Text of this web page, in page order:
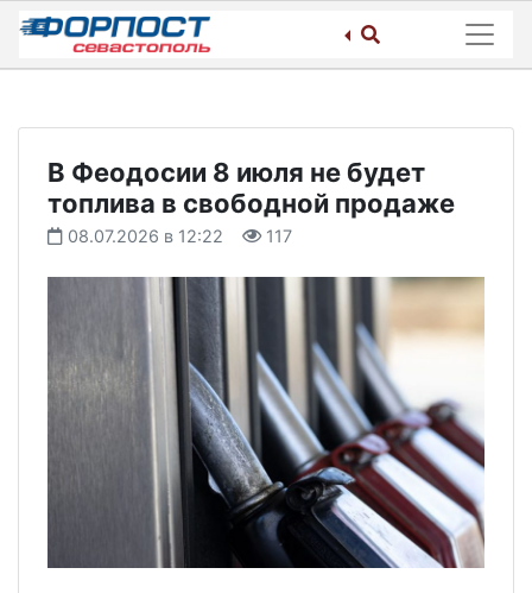
Skip
content
В Феодосии 8 июля не будет
топлива в свободной продаже
08.07.2026 в 12:22 117